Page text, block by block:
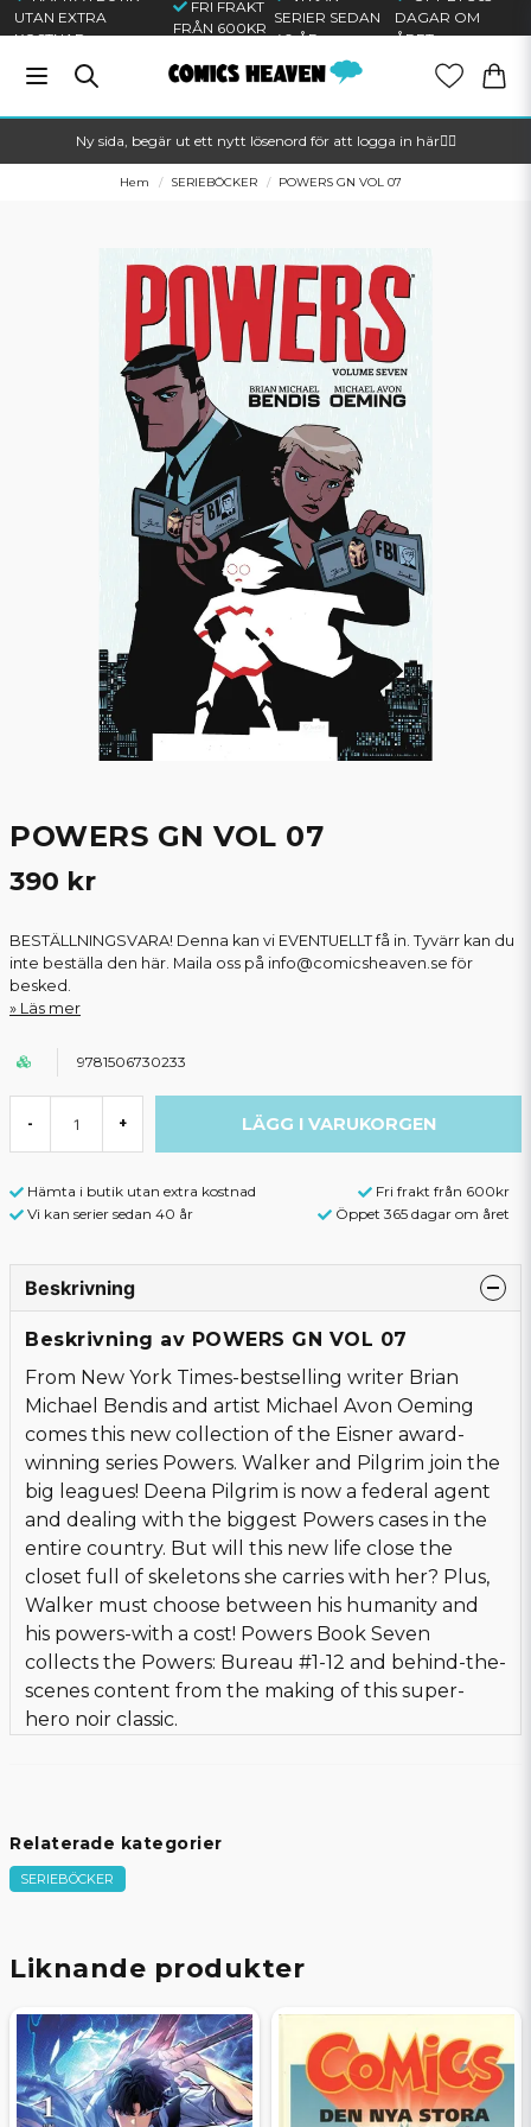
UTAN EXTRA
KOSTNAD
FRI FRAKT
FRÅN 600KR
SERIER SEDAN
40 ÅR
DAGAR OM
ÅRET
Ny sida, begär ut ett nytt lösenord för att logga in här🦸‍♂️
Hem SERIEBÖCKER POWERS GN VOL 07
POWERS GN VOL 07
390 kr
BESTÄLLNINGSVARA! Denna kan vi EVENTUELLT få in. Tyvärr kan du
inte beställa den här. Maila oss på info@comicsheaven.se för
besked.
Läs mer
9781506730233
- + LÄGG I VARUKORGEN
Hämta i butik utan extra kostnad
Fri frakt från 600kr
Vi kan serier sedan 40 år
Öppet 365 dagar om året
Beskrivning
Beskrivning av POWERS GN VOL 07
From New York Times-bestselling writer Brian
Michael Bendis and artist Michael Avon Oeming
comes this new collection of the Eisner award-
winning series Powers. Walker and Pilgrim join the
big leagues! Deena Pilgrim is now a federal agent
and dealing with the biggest Powers cases in the
entire country. But will this new life close the
closet full of skeletons she carries with her? Plus,
Walker must choose between his humanity and
his powers-with a cost! Powers Book Seven
collects the Powers: Bureau #1-12 and behind-the-
scenes content from the making of this super-
hero noir classic.
Relaterade kategorier
SERIEBÖCKER
Liknande produkter